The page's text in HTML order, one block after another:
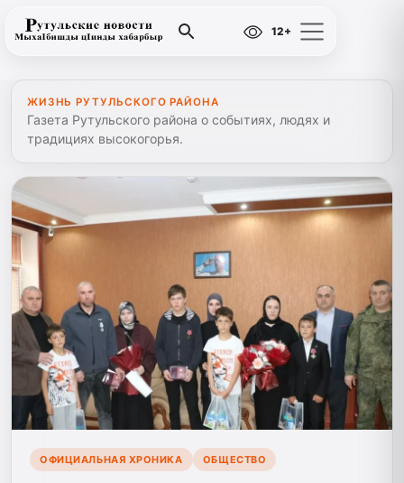
12+
ЖИЗНЬ РУТУЛЬСКОГО РАЙОНА
Газета Рутульского района о событиях, людях и
традициях высокогорья.
ОФИЦИАЛЬНАЯ ХРОНИКА ОБЩЕСТВО